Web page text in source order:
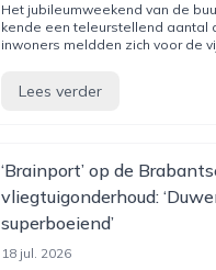
Het jubileumweekend van de
kende een teleurstellend aantal
inwoners meldden zich voor de
Lees verder
‘Brainport’ op de
vliegtuigonderhoud:
superboeiend’
18 jul. 2026